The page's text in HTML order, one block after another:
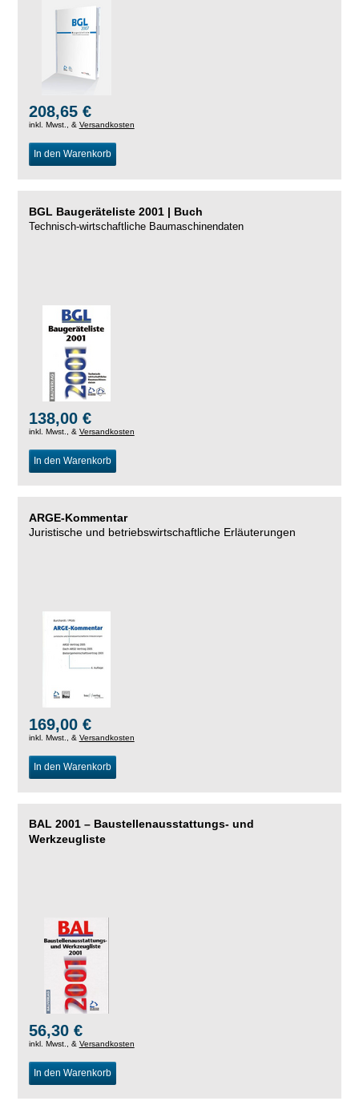
208,65 €
inkl. Mwst., & Versandkosten
In den Warenkorb
BGL Baugeräteliste 2001 | Buch
Technisch-wirtschaftliche Baumaschinendaten
138,00 €
inkl. Mwst., & Versandkosten
In den Warenkorb
ARGE-Kommentar
Juristische und betriebswirtschaftliche Erläuterungen
169,00 €
inkl. Mwst., & Versandkosten
In den Warenkorb
BAL 2001 – Baustellenausstattungs- und
Werkzeugliste
56,30 €
inkl. Mwst., & Versandkosten
In den Warenkorb